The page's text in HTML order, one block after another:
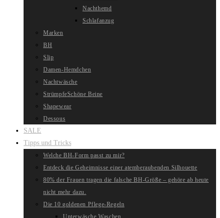
Nachthemd
Schlafanzug
Marken
BH
Slip
Damen-Hemdchen
Nachtwäsche
StrümpfeSchöne Beine
Shapewear
Dessous
SALE
Tipps und Tricks
Welche BH-Form passt zu mir?
Entdeck die Geheimnisse einer atemberaubenden Silhouette
80% der Frauen tragen die falsche BH-Größe – gehöre ab heute
nicht mehr dazu.
Die 10 goldenen Pflege-Regeln
Unterwäsche Waschen